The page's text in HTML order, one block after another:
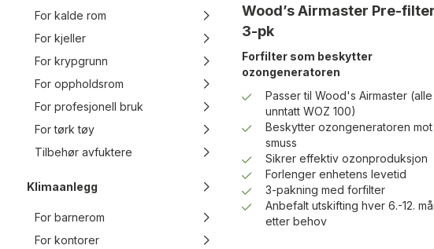
For kalde rom
For kjeller
For krypgrunn
For oppholdsrom
For profesjonell bruk
For tørk tøy
Tilbehør avfuktere
Klimaanlegg
For barnerom
For kontorer
Wood’s Airmaster Pre-filter
3-pk
Forfilter som beskytter
ozongeneratoren
Passer til Wood's Airmaster
unntatt WOZ 100)
Beskytter ozongeneratoren
smuss
Sikrer effektiv ozonproduksjon
Forlenger enhetens levetid
3-pakning med forfilter
Anbefalt utskifting hver 6.-12.
etter behov